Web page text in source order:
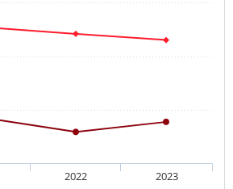
2022 2023